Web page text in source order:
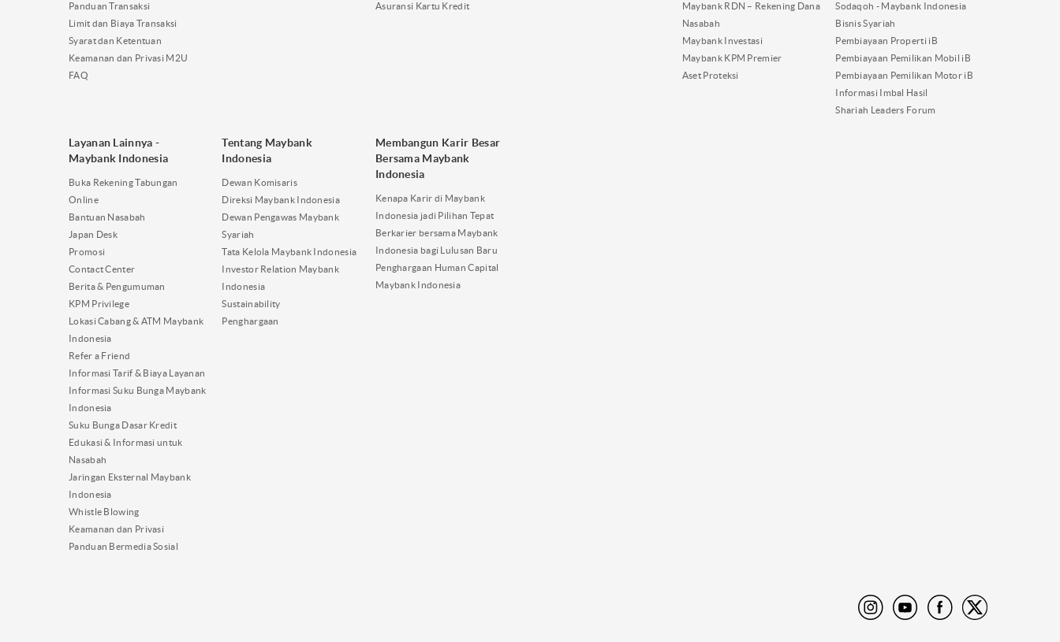
Panduan Transaksi
Limit dan Biaya Transaksi
Syarat dan Ketentuan
Keamanan dan Privasi M2U
FAQ
Asuransi Kartu Kredit
Maybank RDN – Rekening Dana
Nasabah
Maybank Investasi
Maybank KPM Premier
Aset Proteksi
Sodaqoh - Maybank Indonesia
Bisnis Syariah
Pembiayaan Properti iB
Pembiayaan Pemilikan Mobil iB
Pembiayaan Pemilikan Motor iB
Informasi Imbal Hasil
Shariah Leaders Forum
Layanan Lainnya -
Maybank Indonesia
Buka Rekening Tabungan
Online
Bantuan Nasabah
Japan Desk
Promosi
Contact Center
Berita & Pengumuman
KPM Privilege
Lokasi Cabang & ATM Maybank
Indonesia
Refer a Friend
Informasi Tarif & Biaya Layanan
Informasi Suku Bunga Maybank
Indonesia
Suku Bunga Dasar Kredit
Edukasi & Informasi untuk
Nasabah
Jaringan Eksternal Maybank
Indonesia
Whistle Blowing
Keamanan dan Privasi
Panduan Bermedia Sosial
Tentang Maybank
Indonesia
Dewan Komisaris
Direksi Maybank Indonesia
Dewan Pengawas Maybank
Syariah
Tata Kelola Maybank Indonesia
Investor Relation Maybank
Indonesia
Sustainability
Penghargaan
Membangun Karir Besar
Bersama Maybank
Indonesia
Kenapa Karir di Maybank
Indonesia jadi Pilihan Tepat
Berkarier bersama Maybank
Indonesia bagi Lulusan Baru
Penghargaan Human Capital
Maybank Indonesia